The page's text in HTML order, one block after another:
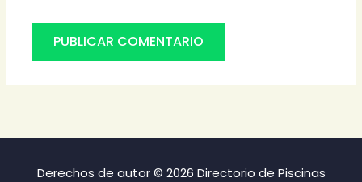
Derechos de autor © 2026 Directorio de Piscinas